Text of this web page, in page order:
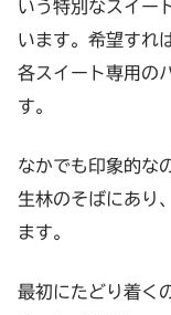
いう特別なスイー
います。希望すれ
各スイート専用の
す。
なかでも印象的な
生林のそばにあり
ます。
最初にたどり着く